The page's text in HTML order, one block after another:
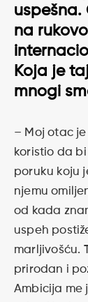
uspešna.
na
Koja je
mnogi
– Moj otac
koristio da
poruku koju
njemu
od kada
uspeh
marljivošću.
prirodan i
Ambicija me